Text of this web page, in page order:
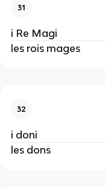
31
i Re Magi
les rois mages
32
i doni
les dons